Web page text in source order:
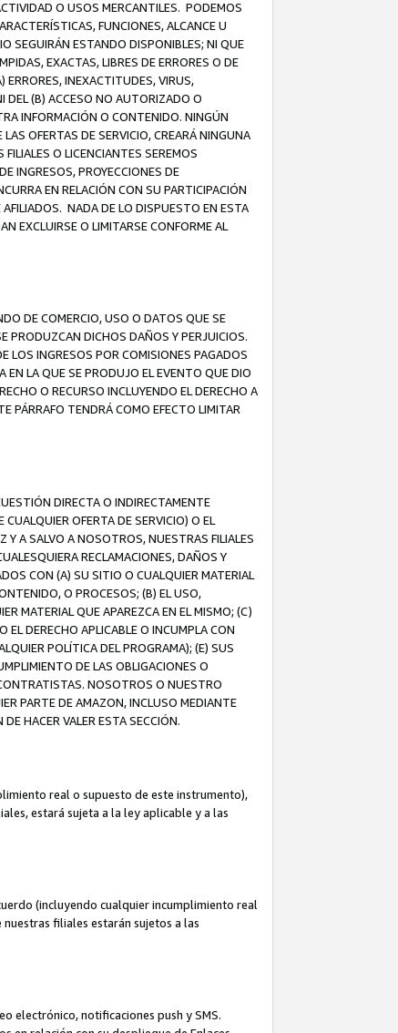
O USOS MERCANTILES. PODEMOS
FUNCIONES, ALCANCE U
SEGUIRÁN ESTANDO DISPONIBLES; NI QUE
EXACTAS, LIBRES DE ERRORES O DE
INEXACTITUDES, VIRUS,
DEL (B) ACCESO NO AUTORIZADO O
INFORMACIÓN O CONTENIDO. NINGÚN
OFERTAS DE SERVICIO, CREARÁ NINGUNA
O LICENCIANTES SEREMOS
INGRESOS, PROYECCIONES DE
EN RELACIÓN CON SU PARTICIPACIÓN
AFILIADOS. NADA DE LO DISPUESTO EN ESTA
EXCLUIRSE O LIMITARSE CONFORME AL
DE COMERCIO, USO O DATOS QUE SE
PRODUZCAN DICHOS DAÑOS Y PERJUICIOS.
LOS INGRESOS POR COMISIONES PAGADOS
EN LA QUE SE PRODUJO EL EVENTO QUE DIO
O RECURSO INCLUYENDO EL DERECHO A
PÁRRAFO TENDRÁ COMO EFECTO LIMITAR
DIRECTA O INDIRECTAMENTE
OFERTA DE SERVICIO) O EL
Y A SALVO A NOSOTROS, NUESTRAS FILIALES
RECLAMACIONES, DAÑOS Y
CON (A) SU SITIO O CUALQUIER MATERIAL
O PROCESOS; (B) EL USO,
MATERIAL QUE APAREZCA EN EL MISMO; (C)
EL DERECHO APLICABLE O INCUMPLA CON
POLÍTICA DEL PROGRAMA); (E) SUS
DE LAS OBLIGACIONES O
NOSOTROS O NUESTRO
PARTE DE AMAZON, INCLUSO MEDIANTE
HACER VALER ESTA SECCIÓN.
real o supuesto de este instrumento),
estará sujeta a la ley aplicable y a las
(incluyendo cualquier incumplimiento real
filiales estarán sujetos a las
electrónico, notificaciones push y SMS.